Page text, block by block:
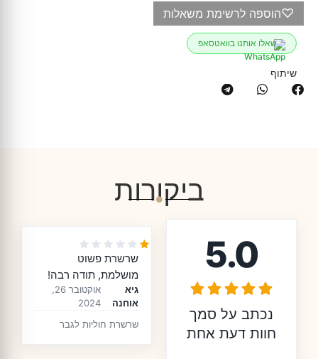
♡הוספה לרשימת משאלות
שאלו אותנו בוואטסאפ
שיתוף
ביקורות
5.0
נכתב על סמך
חוות דעת אחת
שרשרת פשוט
מושלמת, תודה רבה!
גיא
אוחנה
אוקטובר 26,
2024
שרשרת חוליות לגבר